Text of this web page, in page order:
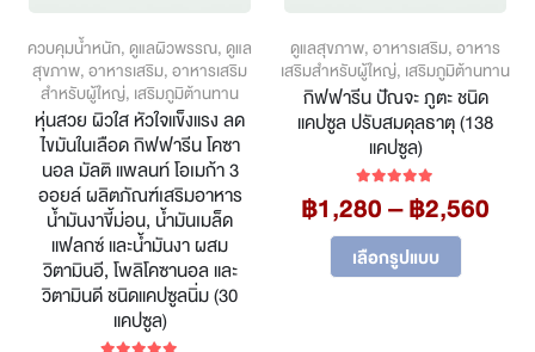
ควบคุมน้ำหนัก, ดูแลผิวพรรณ, ดูแล
สุขภาพ,อาหารเสริม,อาหารเสริม
สำหรับผู้ใหญ่, เสริมภูมิต้านทาน
หุ่นสวย ผิวใส หัวใจแข็งแรง ลด
ไขมันในเลือด กิฟฟารีน โคซา
นอล มัลติ แพลนท์ โอเมก้า 3
ออยล์ ผลิตภัณฑ์เสริมอาหาร
น้ำมันงาขี้ม่อน, น้ำมันเมล็ด
แฟลกซ์ และน้ำมันงา ผสม
วิตามินอี, โพลิโคซานอล และ
วิตามินดี ชนิดแคปซูลนิ่ม (30
แคปซูล)
ดูแลสุขภาพ,อาหารเสริม,อาหาร
เสริมสำหรับผู้ใหญ่, เสริมภูมิต้านทาน
กิฟฟารีน ปัณจะ ภูตะ ชนิด
แคปซูล ปรับสมดุลธาตุ (138
แคปซูล)
฿1,280–฿2,560
เลือกรูปแบบ
This
product